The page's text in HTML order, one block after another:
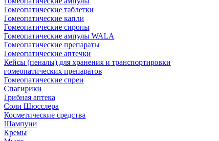
Гомеопатические таблетки
Гомеопатические капли
Гомеопатические сиропы
Гомеопатические ампулы WALA
Гомеопатические препараты
Гомеопатические аптечки
Кейсы (пеналы) для хранения и транспортировки
гомеопатических препаратов
Гомеопатические спреи
Спагирики
Грибная аптека
Соли Шюсслера
Косметические средства
Шампуни
Кремы